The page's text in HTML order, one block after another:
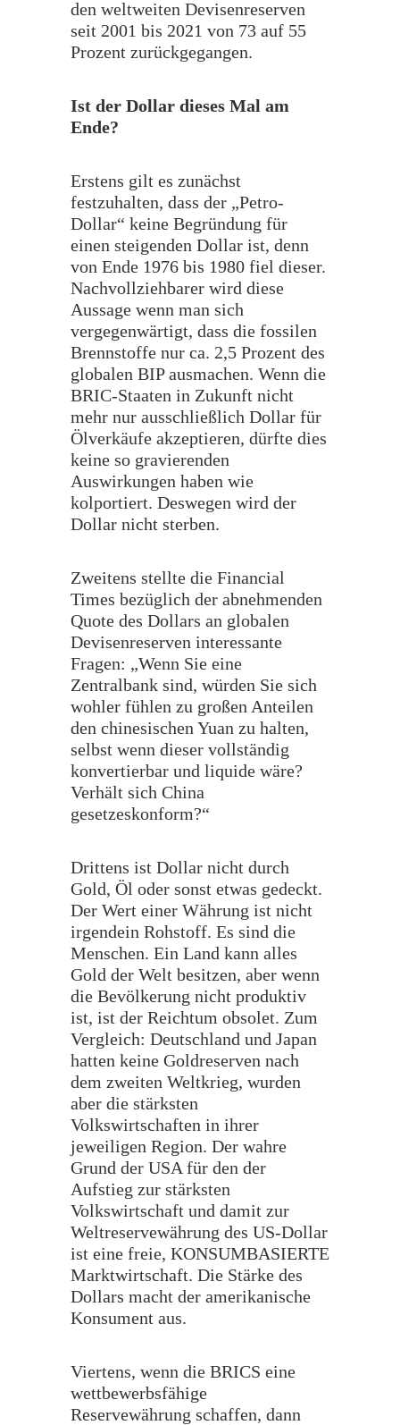
den weltweiten Devisenreserven
seit 2001 bis 2021 von 73 auf 55
Prozent zurückgegangen.
Ist der Dollar dieses Mal am
Ende?
Erstens gilt es zunächst
festzuhalten, dass der „Petro-
Dollar“ keine Begründung für
einen steigenden Dollar ist, denn
von Ende 1976 bis 1980 fiel dieser.
Nachvollziehbarer wird diese
Aussage wenn man sich
vergegenwärtigt, dass die fossilen
Brennstoffe nur ca. 2,5 Prozent des
globalen BIP ausmachen. Wenn die
BRIC-Staaten in Zukunft nicht
mehr nur ausschließlich Dollar für
Ölverkäufe akzeptieren, dürfte dies
keine so gravierenden
Auswirkungen haben wie
kolportiert. Deswegen wird der
Dollar nicht sterben.
Zweitens stellte die Financial
Times bezüglich der abnehmenden
Quote des Dollars an globalen
Devisenreserven interessante
Fragen: „Wenn Sie eine
Zentralbank sind, würden Sie sich
wohler fühlen zu großen Anteilen
den chinesischen Yuan zu halten,
selbst wenn dieser vollständig
konvertierbar und liquide wäre?
Verhält sich China
gesetzeskonform?“
Drittens ist Dollar nicht durch
Gold, Öl oder sonst etwas gedeckt.
Der Wert einer Währung ist nicht
irgendein Rohstoff. Es sind die
Menschen. Ein Land kann alles
Gold der Welt besitzen, aber wenn
die Bevölkerung nicht produktiv
ist, ist der Reichtum obsolet. Zum
Vergleich: Deutschland und Japan
hatten keine Goldreserven nach
dem zweiten Weltkrieg, wurden
aber die stärksten
Volkswirtschaften in ihrer
jeweiligen Region. Der wahre
Grund der USA für den der
Aufstieg zur stärksten
Volkswirtschaft und damit zur
Weltreservewährung des US-Dollar
ist eine freie, KONSUMBASIERTE
Marktwirtschaft. Die Stärke des
Dollars macht der amerikanische
Konsument aus.
Viertens, wenn die BRICS eine
wettbewerbsfähige
Reservewährung schaffen, dann